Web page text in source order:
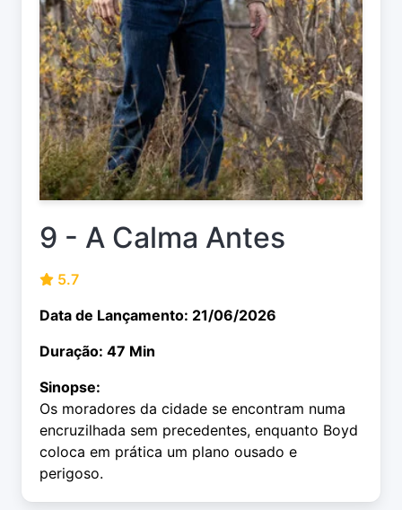
9 - A Calma Antes
5.7
Data de Lançamento: 21/06/2026
Duração: 47 Min
Sinopse:
Os moradores da cidade se encontram numa
encruzilhada sem precedentes, enquanto Boyd
coloca em prática um plano ousado e
perigoso.